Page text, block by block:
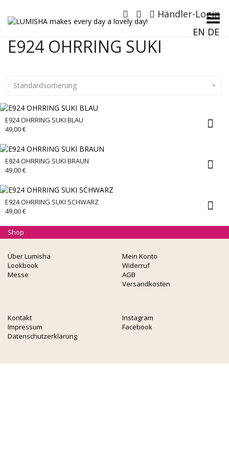
Händler-Login
EN DE
Menü umschalten
E924 OHRRING SUKI
Standardsortierung
E924 OHRRING SUKI BLAU
49,00€
E924 OHRRING SUKI BRAUN
49,00€
E924 OHRRING SUKI SCHWARZ
49,00€
Über Lumisha
Lookbook
Messe
Mein Konto
Widerruf
AGB
Versandkosten
Kontakt
Impressum
Datenschutzerklärung
Instagram
Facebook
Shop